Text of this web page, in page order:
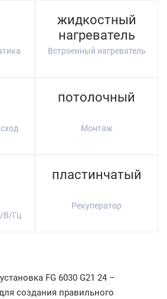
жидкостный
нагреватель
Встроенный нагреватель
потолочный
Монтаж
В/Гц
пластинчатый
Рекуператор
FG 6030 G21 24 –
создания правильного